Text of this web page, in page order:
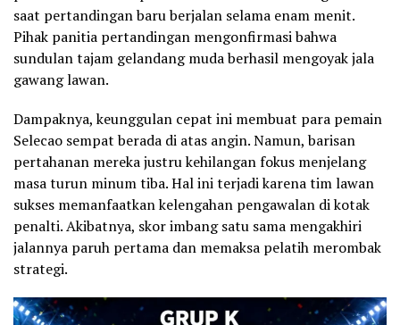
saat pertandingan baru berjalan selama enam menit.
Pihak panitia pertandingan mengonfirmasi bahwa
sundulan tajam gelandang muda berhasil mengoyak jala
gawang lawan.
Dampaknya, keunggulan cepat ini membuat para pemain
Selecao sempat berada di atas angin. Namun, barisan
pertahanan mereka justru kehilangan fokus menjelang
masa turun minum tiba. Hal ini terjadi karena tim lawan
sukses memanfaatkan kelengahan pengawalan di kotak
penalti. Akibatnya, skor imbang satu sama mengakhiri
jalannya paruh pertama dan memaksa pelatih merombak
strategi.